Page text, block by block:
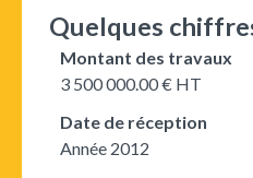
Quelques
Montant des travaux
3 500 000.00 € HT
Date de réception
Année 2012